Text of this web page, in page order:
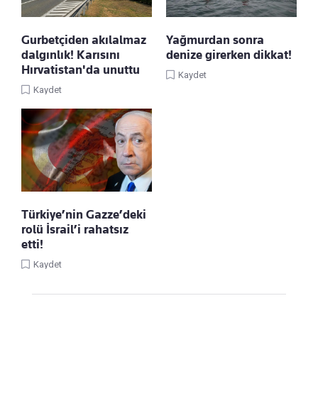
Gurbetçiden akılalmaz
dalgınlık! Karısını
Hırvatistan'da unuttu
Kaydet
Yağmurdan sonra
denize girerken dikkat!
Kaydet
Türkiye’nin Gazze’deki
rolü İsrail’i rahatsız
etti!
Kaydet